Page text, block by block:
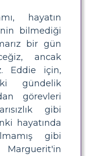
hayatın
bilmediği
bir gün
ancak
Eddie için,
gündelik
görevleri
gibi
hayatında
gibi